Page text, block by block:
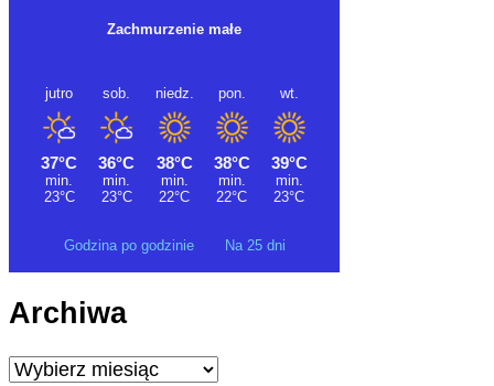
Godzina po godzinie Na 25 dni
Archiwa
Archiwa